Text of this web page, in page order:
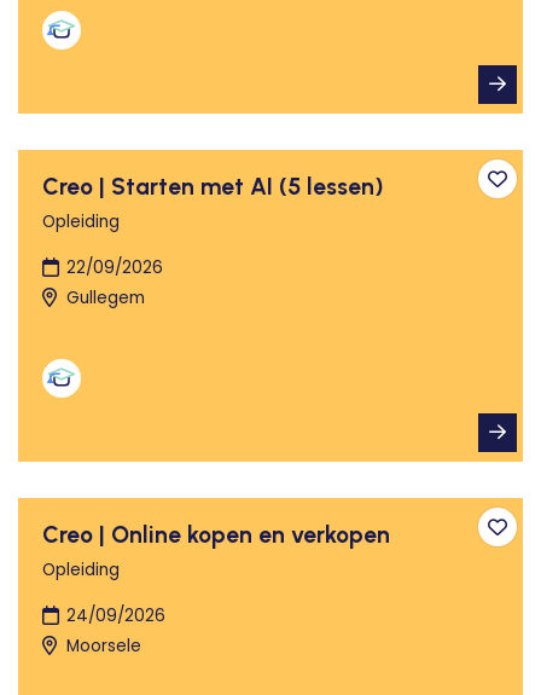
Creo | Starten met AI (5 lessen)
Opleiding
22/09/2026
Gullegem
Creo | Online kopen en verkopen
Opleiding
24/09/2026
Moorsele